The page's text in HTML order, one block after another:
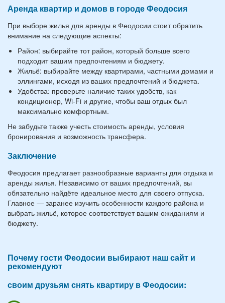
Аренда квартир и домов в городе Феодосия
При выборе жилья для аренды в Феодосии стоит обратить
внимание на следующие аспекты:
Район: выбирайте тот район, который больше всего
подходит вашим предпочтениям и бюджету.
Жильё: выбирайте между квартирами, частными домами и
эллингами, исходя из ваших предпочтений и бюджета.
Удобства: проверьте наличие таких удобств, как
кондиционер, Wi-Fi и другие, чтобы ваш отдых был
максимально комфортным.
Не забудьте также учесть стоимость аренды, условия
бронирования и возможность трансфера.
Заключение
Феодосия предлагает разнообразные варианты для отдыха и
аренды жилья. Независимо от ваших предпочтений, вы
обязательно найдёте идеальное место для своего отпуска.
Главное — заранее изучить особенности каждого района и
выбрать жильё, которое соответствует вашим ожиданиям и
бюджету.
Почему гости Феодосии выбирают наш сайт и
рекомендуют
своим друзьям снять квартиру в Феодосии: